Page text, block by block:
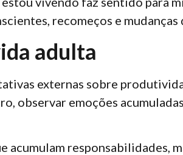
recomeços e
adulta
externas sobre
observar emoções
acumulam responsabilidades,